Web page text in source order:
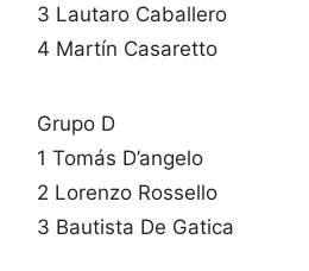
3 Lautaro Caballero
4 Martín Casaretto
Grupo D
1 Tomás D’angelo
2 Lorenzo Rossello
3 Bautista De Gatica